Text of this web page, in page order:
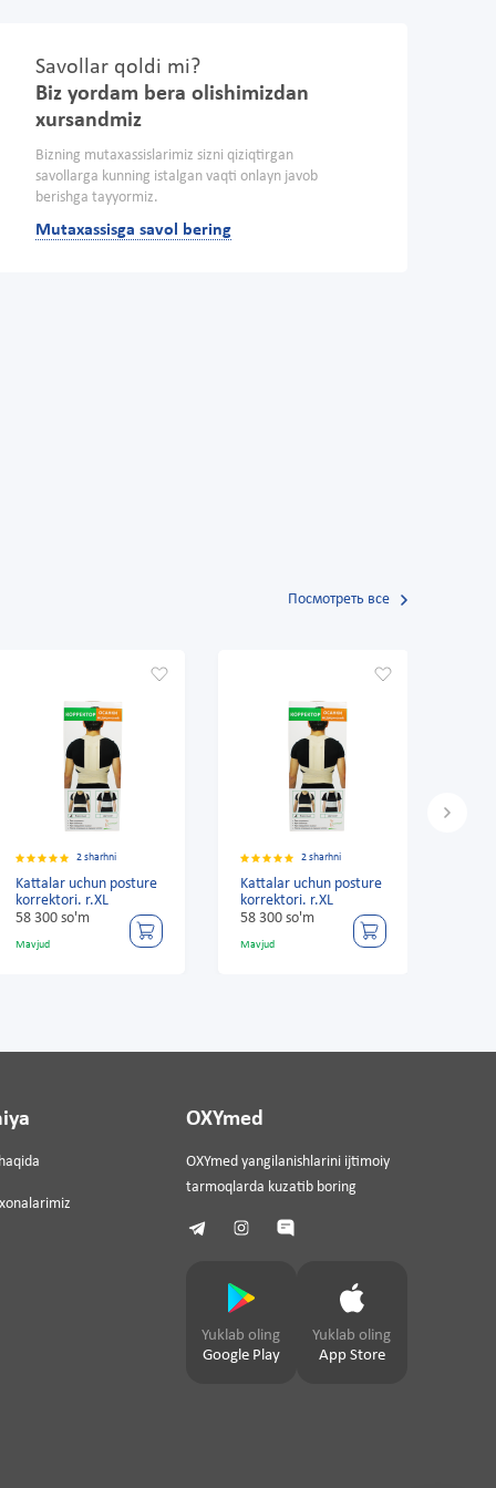
Savollar qoldi mi?
Biz yordam bera olishimizdan
xursandmiz
Bizning mutaxassislarimiz sizni qiziqtirgan
savollarga kunning istalgan vaqti onlayn javob
berishga tayyormiz.
Mutaxassisga savol bering
Посмотреть все
2 sharhni
Kattalar uchun posture
korrektori. r.XL
58 300 so'm
Mavjud
2 sharhni
Kattalar uchun posture
korrektori. r.XL
58 300 so'm
Mavjud
OXYmed
OXYmed yangilanishlarini ijtimoiy
tarmoqlarda kuzatib boring
Yuklab oling
Google Play
Yuklab oling
App Store